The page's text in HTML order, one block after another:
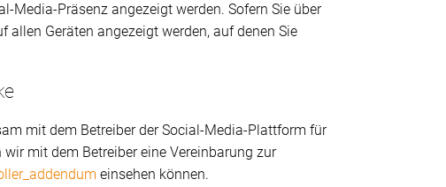
Media-Präsenz angezeigt werden. Sofern Sie über
Geräten angezeigt werden, auf denen Sie
mit dem Betreiber der Social-Media-Plattform für
mit dem Betreiber eine Vereinbarung zur
einsehen können.